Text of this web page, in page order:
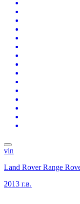
vin
Land Rover Range
2013 г.в.